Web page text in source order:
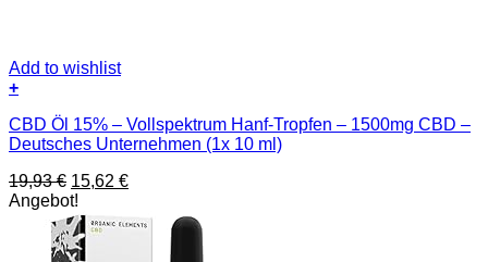
Add to wishlist
+
CBD Öl 15% – Vollspektrum Hanf-Tropfen – 1500mg CBD –
Deutsches Unternehmen (1x 10 ml)
19,93€ Ursprünglicher
Preis
war:
19,93 €
15,62 €Aktueller
ist:
15,62 €.
Angebot!